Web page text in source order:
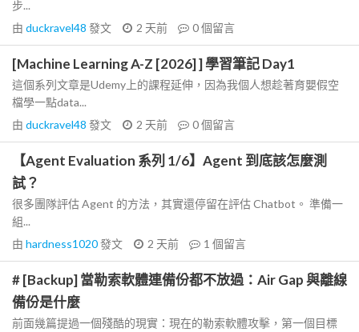
步...
由 duckravel48 發文 2 天前 0個留言
[Machine Learning A-Z [2026] ] 學習筆記 Day1
這個系列文章是Udemy上的課程延伸，因為我個人想趁著育嬰假空
檔學一點data...
由 duckravel48 發文 2 天前 0個留言
【Agent Evaluation 系列 1/6】Agent 到底該怎麼測
試？
很多團隊評估 Agent 的方法，其實還停留在評估 Chatbot。 準備一
組...
由 hardness1020發文 2 天前 1 個留言
# [Backup] 當勒索軟體連備份都不放過：Air Gap 與離線
備份是什麼
前面幾篇提過一個殘酷的現實：現在的勒索軟體攻擊，第一個目標